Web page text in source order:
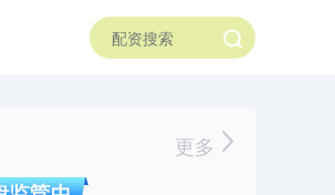
更多